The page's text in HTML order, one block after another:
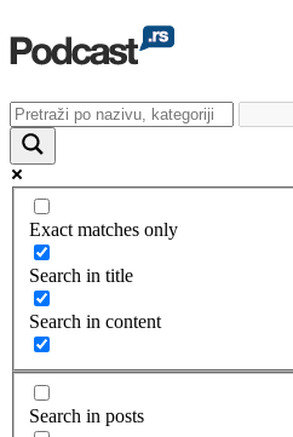
Exact matches only
Search in title
Search in content
Search in posts